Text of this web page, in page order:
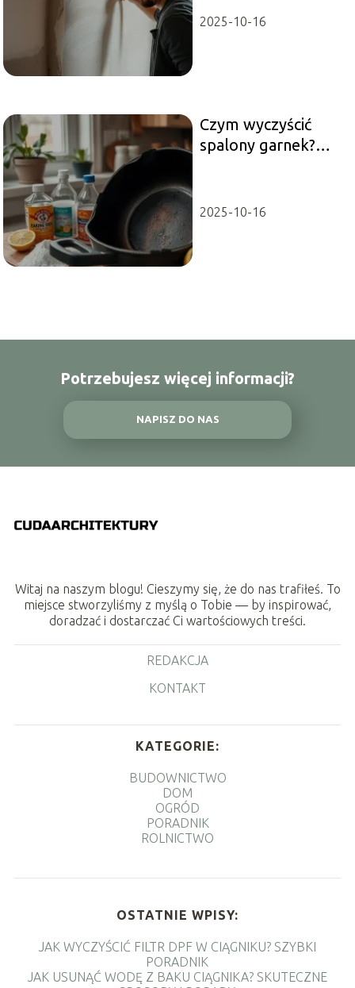
2025-10-16
Czym wyczyścić
spalony garnek?
2025-10-16
Potrzebujesz więcej informacji?
NAPISZ DO NAS
Witaj na naszym blogu! Cieszymy się, że do nas trafiłeś. To
miejsce stworzyliśmy z myślą o Tobie — by inspirować,
doradzać i dostarczać Ci wartościowych treści.
REDAKCJA
KONTAKT
KATEGORIE:
BUDOWNICTWO
DOM
OGRÓD
PORADNIK
ROLNICTWO
OSTATNIE WPISY:
JAK WYCZYŚCIĆ FILTR DPF W CIĄGNIKU? SZYBKI
PORADNIK
JAK USUNĄĆ WODĘ Z BAKU CIĄGNIKA? SKUTECZNE